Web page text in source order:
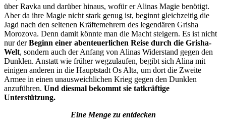
über Ravka und darüber hinaus, wofür er Alinas Magie benötigt.
Aber da ihre Magie nicht stark genug ist, beginnt gleichzeitig die
Jagd nach den seltenen Kräftemehrern des legendären Grisha
Morozova. Denn damit könnte man die Macht steigern. Es ist nicht
nur derBeginn einer abenteuerlichen Reise durch die Grisha-
Welt, sondern auch der Anfang von Alinas Widerstand gegen den
Dunklen. Anstatt wie früher wegzulaufen, begibt sich Alina mit
einigen anderen in die Hauptstadt Os Alta, um dort die Zweite
Armee in einen unausweichlichen Krieg gegen den Dunklen
anzuführen. Und diesmal bekommt sie tatkräftige
Unterstützung.
Eine Menge zu entdecken